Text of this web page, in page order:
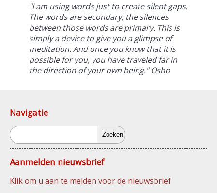
"I am using words just to create silent gaps.
The words are secondary; the silences
between those words are primary. This is
simply a device to give you a glimpse of
meditation. And once you know that it is
possible for you, you have traveled far in
the direction of your own being." Osho
Navigatie
Zoeken
Aanmelden nieuwsbrief
Klik om u aan te melden voor de nieuwsbrief